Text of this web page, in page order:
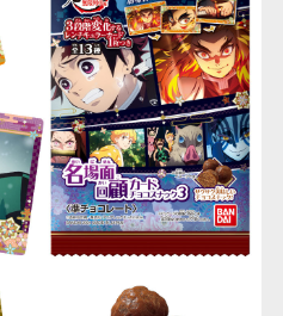
アシリーズ
シリーズ
ドラゴンボール
アンパンマン たまご
コサプ
めーしょん
アシール
ポケモンキッズ
ポケモンスケールワ
ールド